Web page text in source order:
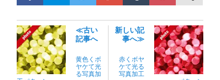
≪古い
記事へ
黄色くボ
ヤケて光
る写真加
新しい記
事へ≫
赤くボヤ
ケて光る
写真加工